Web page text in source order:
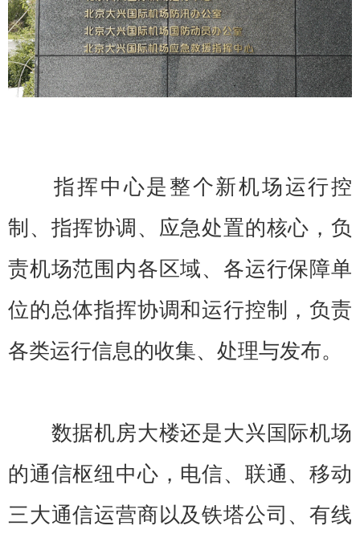
指挥中心是整个新机场运行控
制、指挥协调、应急处置的核心，负
责机场范围内各区域、各运行保障单
位的总体指挥协调和运行控制，负责
各类运行信息的收集、处理与发布。
数据机房大楼还是大兴国际机场
的通信枢纽中心，电信、联通、移动
三大通信运营商以及铁塔公司、有线